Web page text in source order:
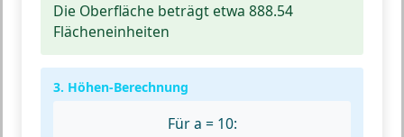
Die Oberfläche beträgt etwa 888.54
Flächeneinheiten
3. Höhen-Berechnung
Für a = 10: